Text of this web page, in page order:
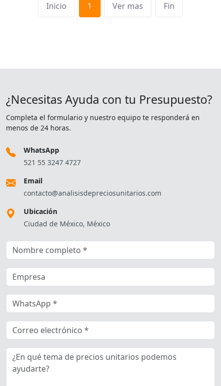
Inicio 1 Ver mas Fin
¿Necesitas Ayuda con tu Presupuesto?
Completa el formulario y nuestro equipo te responderá en
menos de 24 horas.
WhatsApp
521 55 3247 4727
Email
contacto@analisisdepreciosunitarios.com
Ubicación
Ciudad de México, México